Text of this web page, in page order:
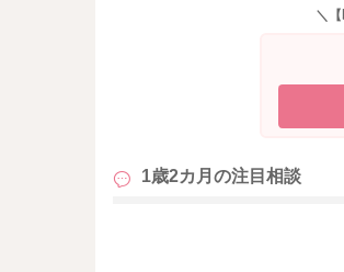
食べ方については、お湯
やホットケーキに入れる
この時期のオートミール
【1歳～1歳6カ月ごろ(離
＼
1歳2カ月の注目相談